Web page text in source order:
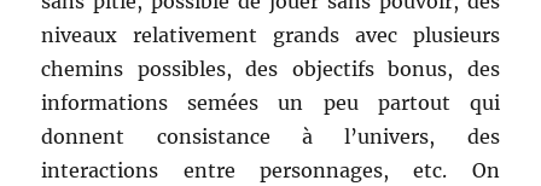
niveaux relativement grands avec plusieurs
chemins possibles, des objectifs bonus, des
informations semées un peu partout qui
donnent consistance à l’univers, des
interactions entre personnages, etc. On